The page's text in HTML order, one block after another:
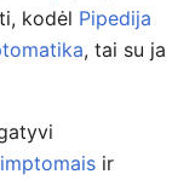
kodėl Pipedija
, tai su ja
ir